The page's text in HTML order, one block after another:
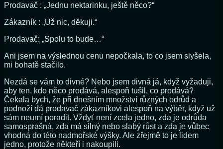
Prodavač : „Jednu nektarinku, ještě něco?“
Zákazník : „Už nic, děkuji.“
Prodavač: „Spolu to bude…“
Ani jsem na výslednou cenu nepočkala, to co jsem slyšela,
mi bohatě stačilo.
Nezdá se vám to divné? Nebo jsem divná já, když vyžaduji,
aby ten, kdo něco prodává, alespoň tušil, co prodává?
Čekala bych, že při dnešním množství různých odrůd a
podnoží dá prodavač zákazníkovi alespoň na výběr, když už
sám neumí poradit. Vždyť není zcela jedno, zda je odrůda
samosprašná, zda má silný nebo slabý růst a zda je vůbec
vhodná do této nadmořské výšky. Ale zřejmě to je lidem
jedno, protože někteří i nakoupili.